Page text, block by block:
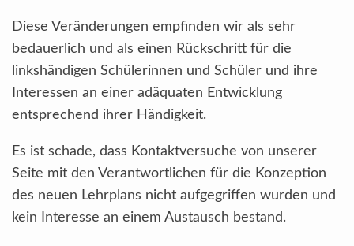
Diese Veränderungen empfinden wir als sehr
bedauerlich und als einen Rückschritt für die
linkshändigen Schülerinnen und Schüler und ihre
Interessen an einer adäquaten Entwicklung
entsprechend ihrer Händigkeit.
Es ist schade, dass Kontaktversuche von unserer
Seite mit den Verantwortlichen für die Konzeption
des neuen Lehrplans nicht aufgegriffen wurden und
kein Interesse an einem Austausch bestand.